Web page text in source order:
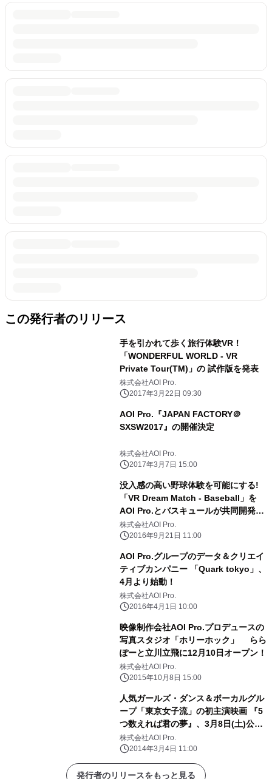
この発行者のリリース
手を引かれて歩く旅行体験VR！
「WONDERFUL WORLD - VR
Private Tour(TM)」の 試作版を発表
株式会社AOI Pro.
2017年3月22日 09:30
AOI Pro.『JAPAN FACTORY＠
SXSW2017』の開催決定
株式会社AOI Pro.
2017年3月7日 15:00
没入感の高い野球体験を可能にする!
「VR Dream Match - Baseball」を
AOI Pro.とバスキュールが共同開発、
シリコンバレーで発表
株式会社AOI Pro.
2016年9月21日 11:00
AOI Pro.グループのデータ＆クリエイ
ティブカンパニー 「Quark tokyo」、
4月より始動！
株式会社AOI Pro.
2016年4月1日 10:00
映像制作会社AOI Pro.プロデュースの
写真スタジオ「ホリーホック」 らら
ぽーと立川立飛に12月10日オープン！
株式会社AOI Pro.
2015年10月8日 15:00
人気ガールズ・ダンス＆ボーカルグル
ープ「東京女子流」の初主演映画 『5
つ数えれば君の夢』、3月8日(土)公
開！
株式会社AOI Pro.
2014年3月4日 11:00
発行者のリリースをもっと見る